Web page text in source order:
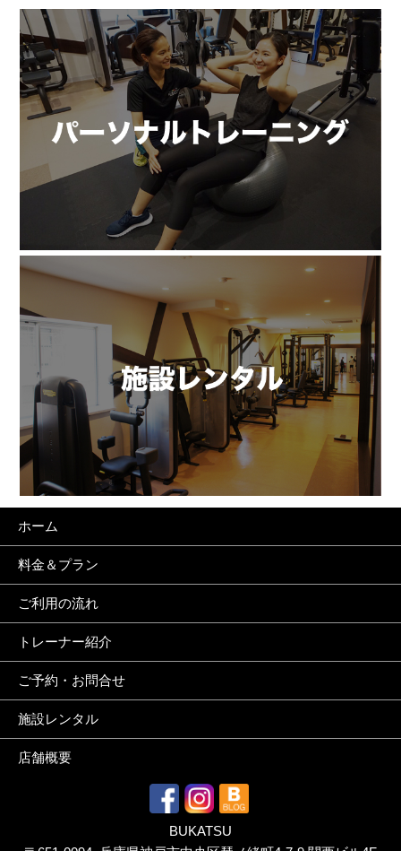
ホーム
料金＆プラン
ご利用の流れ
トレーナー紹介
ご予約・お問合せ
施設レンタル
店舗概要
BUKATSU